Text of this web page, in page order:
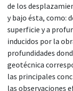
de los
y bajo ésta, como:
superficie y a
inducidos por la
profundidades
geotécnica
las principales
las observaciones